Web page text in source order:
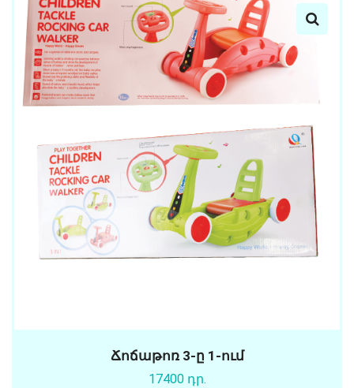
Ճոճաթոռ 3-ը 1-ում
17400 դր.